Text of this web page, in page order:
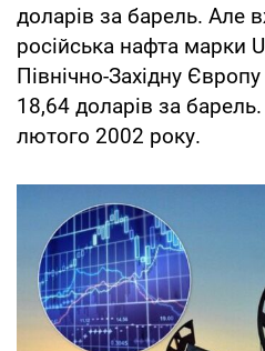
доларів за барель. Але
російська нафта марки
Північно-Західну
18,64 доларів за
лютого 2002 року.